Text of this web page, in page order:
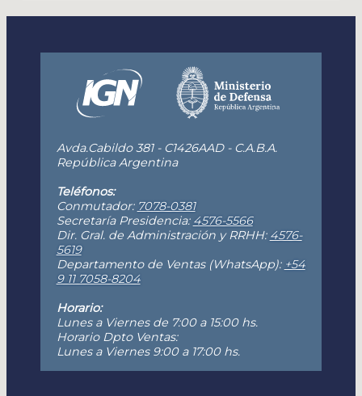
Avda.Cabildo 381 - C1426AAD - C.A.B.A.
República Argentina
Teléfonos:
Conmutador: 7078-0381
Secretaría Presidencia: 4576-5566
Dir. Gral. de Administración y RRHH: 4576-
5619
Departamento de Ventas (WhatsApp): +54
9 11 7058-8204
Horario:
Lunes a Viernes de 7:00 a 15:00 hs.
Horario Dpto Ventas:
Lunes a Viernes 9:00 a 17:00 hs.